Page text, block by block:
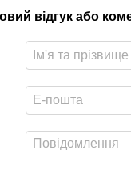
відгук або